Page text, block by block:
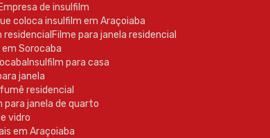
Empresa de insulfilm
coloca insulfilm em Araçoiaba
residencial
Filme para janela residencial
Sorocaba
Insulfilm para casa
janela
residencial
para janela de quarto
vidro
em Araçoiaba